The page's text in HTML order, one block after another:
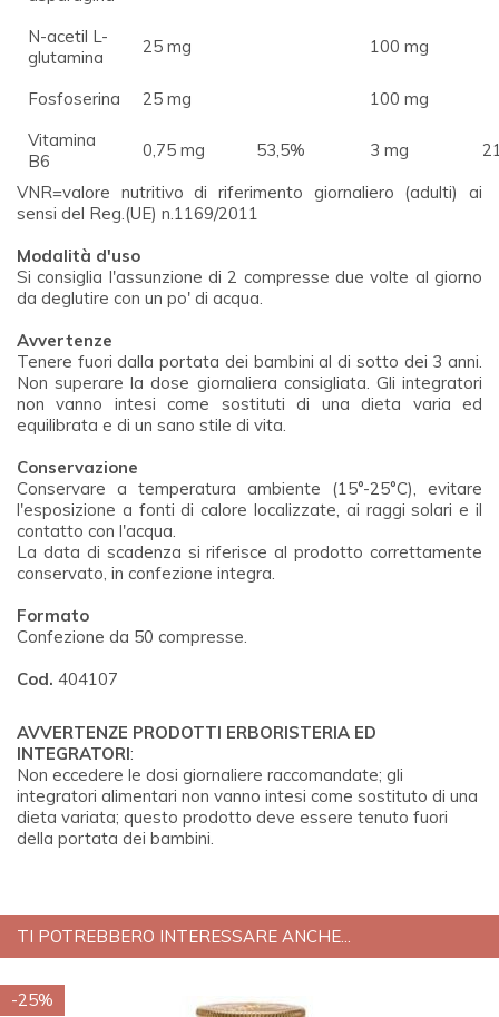
N-acetil L-
glutamina
25 mg 100 mg
Fosfoserina 25 mg
100 mg
Vitamina
B6
0,75 mg 53,5% 3 mg
VNR=valore nutritivo di riferimento giornaliero (adulti) ai
sensi del Reg.(UE) n.1169/2011
Modalità d'uso
Si consiglia l'assunzione di 2 compresse due volte al giorno
da deglutire con un po' di acqua.
Avvertenze
Tenere fuori dalla portata dei bambini al di sotto dei 3 anni.
Non superare la dose giornaliera consigliata. Gli integratori
non vanno intesi come sostituti di una dieta varia ed
equilibrata e di un sano stile di vita.
Conservazione
Conservare a temperatura ambiente (15°-25°C), evitare
l'esposizione a fonti di calore localizzate, ai raggi solari e il
contatto con l'acqua.
La data di scadenza si riferisce al prodotto correttamente
conservato, in confezione integra.
Formato
Confezione da 50 compresse.
Cod. 404107
AVVERTENZE PRODOTTI ERBORISTERIA ED
INTEGRATORI:
Non eccedere le dosi giornaliere raccomandate; gli
integratori alimentari non vanno intesi come sostituto di una
dieta variata; questo prodotto deve essere tenuto fuori
della portata dei bambini.
TI POTREBBERO INTERESSARE ANCHE...
-25%